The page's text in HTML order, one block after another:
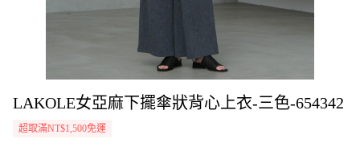
LAKOLE女亞麻下擺傘狀背心上衣-三色-654342
超取滿NT$1,500免運